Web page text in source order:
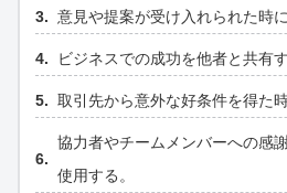
意見や提案が受け入れられた時
ビジネスでの成功を他者と共有
取引先から意外な好条件を得た時
協力者やチームメンバーへの感
使用する。